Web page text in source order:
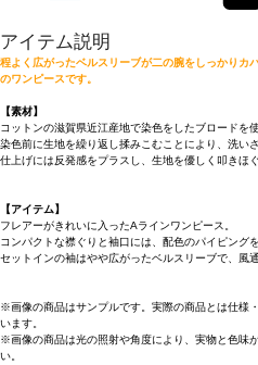
アイテム説明
程よく広がったベルスリーブが二の腕をしっかりカ
のワンピースです。
【素材】
コットンの滋賀県近江産地で染色をしたブロードを使
染色前に生地を繰り返し揉みこむことにより、洗い
仕上げには反発感をプラスし、生地を優しく叩きほ
【アイテム】
フレアーがきれいに入ったAラインワンピース。
コンパクトな襟ぐりと袖口には、配色のパイピング
セットインの袖はやや広がったベルスリーブで、風
※画像の商品はサンプルです。実際の商品とは仕様
います。
※画像の商品は光の照射や角度により、実物と色味
い。